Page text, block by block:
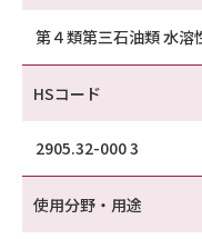
第４類第三石油類 水溶
HSコード
2905.32-000 3
使用分野・用途